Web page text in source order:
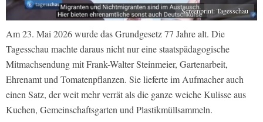
Screenprint: Tagesschau
Am 23. Mai 2026 wurde das Grundgesetz 77 Jahre alt. Die
Tagesschau machte daraus nicht nur eine staatspädagogische
Mitmachsendung mit Frank-Walter Steinmeier, Gartenarbeit,
Ehrenamt und Tomatenpflanzen. Sie lieferte im Aufmacher auch
einen Satz, der weit mehr verrät als die ganze weiche Kulisse aus
Kuchen, Gemeinschaftsgarten und Plastikmüllsammeln.